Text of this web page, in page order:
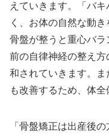
えていきます。「バ
く、お体の自然な動
骨盤が整うと重心バ
前の自律神経の整え
和されていきます。
も改善するため、体全
「骨盤矯正は出産後